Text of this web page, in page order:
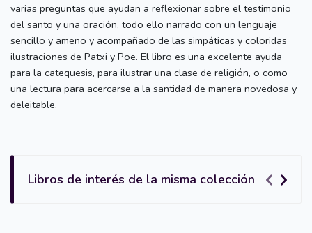
varias preguntas que ayudan a reflexionar sobre el testimonio
del santo y una oración, todo ello narrado con un lenguaje
sencillo y ameno y acompañado de las simpáticas y coloridas
ilustraciones de Patxi y Poe. El libro es una excelente ayuda
para la catequesis, para ilustrar una clase de religión, o como
una lectura para acercarse a la santidad de manera novedosa y
deleitable.
Libros de interés de la misma colección